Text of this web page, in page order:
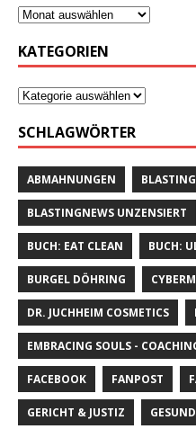
KATEGORIEN
SCHLAGWÖRTER
ABMAHNUNGEN
BLASTINGNEWS UNZENSIERT
BUCH: EAT CLEAN BUCH:
BURGEL DÖHRING
DR. JUCHHEIM COSMETICS
EMBRACING SOULS -
FACEBOOK FANPOST
GERICHT & JUSTIZ